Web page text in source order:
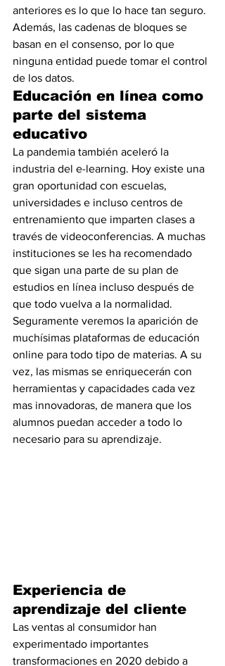
anteriores es lo que lo hace tan seguro.
Además, las cadenas de bloques se
basan en el consenso, por lo que
ninguna entidad puede tomar el control
de los datos.
Educación en línea como
parte del sistema
educativo
La pandemia también aceleró la
industria del e-learning. Hoy existe una
gran oportunidad con escuelas,
universidades e incluso centros de
entrenamiento que imparten clases a
través de videoconferencias. A muchas
instituciones se les ha recomendado
que sigan una parte de su plan de
estudios en línea incluso después de
que todo vuelva a la normalidad.
Seguramente veremos la aparición de
muchísimas plataformas de educación
online para todo tipo de materias. A su
vez, las mismas se enriquecerán con
herramientas y capacidades cada vez
mas innovadoras, de manera que los
alumnos puedan acceder a todo lo
necesario para su aprendizaje.
Experiencia de
aprendizaje del cliente
Las ventas al consumidor han
experimentado importantes
transformaciones en 2020 debido a